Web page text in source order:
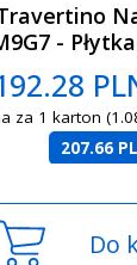
-
za 1 karton
207.66
Do